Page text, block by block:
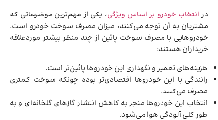
درانتخاب خودرو بر اساس ویژگی‌، یکی از مهم‌ترین موضوعاتی که
مشتریان به آن توجه می‌کنند، میزان مصرف سوخت خودرو است.
خودروهایی با مصرف سوخت پائین از چند منظر بیشتر موردعلاقه
خریداران هستند:
هزینه‌های تعمیر و نگهداری این خودروها پائین‌تر است.
رانندگی با این خودروها اقتصادی‌تر بوده چونکه سوخت کمتری
مصرف می‌کنند.
انتخاب این خودروها منجر به کاهش انتشار گازهای گلخانه‌ای و به
طور کلی آلودگی هوا می‌شود.